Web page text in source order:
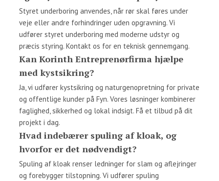
Styret underboring anvendes, når rør skal føres under
veje eller andre forhindringer uden opgravning. Vi
udfører styret underboring med moderne udstyr og
præcis styring. Kontakt os for en teknisk gennemgang.
Kan Korinth Entreprenørfirma hjælpe
med kystsikring?
Ja, vi udfører kystsikring og naturgenopretning for private
og offentlige kunder på Fyn. Vores løsninger kombinerer
faglighed, sikkerhed og lokal indsigt. Få et tilbud på dit
projekt i dag.
Hvad indebærer spuling af kloak, og
hvorfor er det nødvendigt?
Spuling af kloak renser ledninger for slam og aflejringer
og forebygger tilstopning. Vi udfører spuling